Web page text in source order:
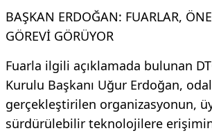
BAŞKAN ERDOĞAN: FUARLAR,
GÖREVİ GÖRÜYOR
Fuarla ilgili açıklamada bulunan
Kurulu Başkanı Uğur Erdoğan,
gerçekleştirilen organizasyonun,
sürdürülebilir teknolojilere